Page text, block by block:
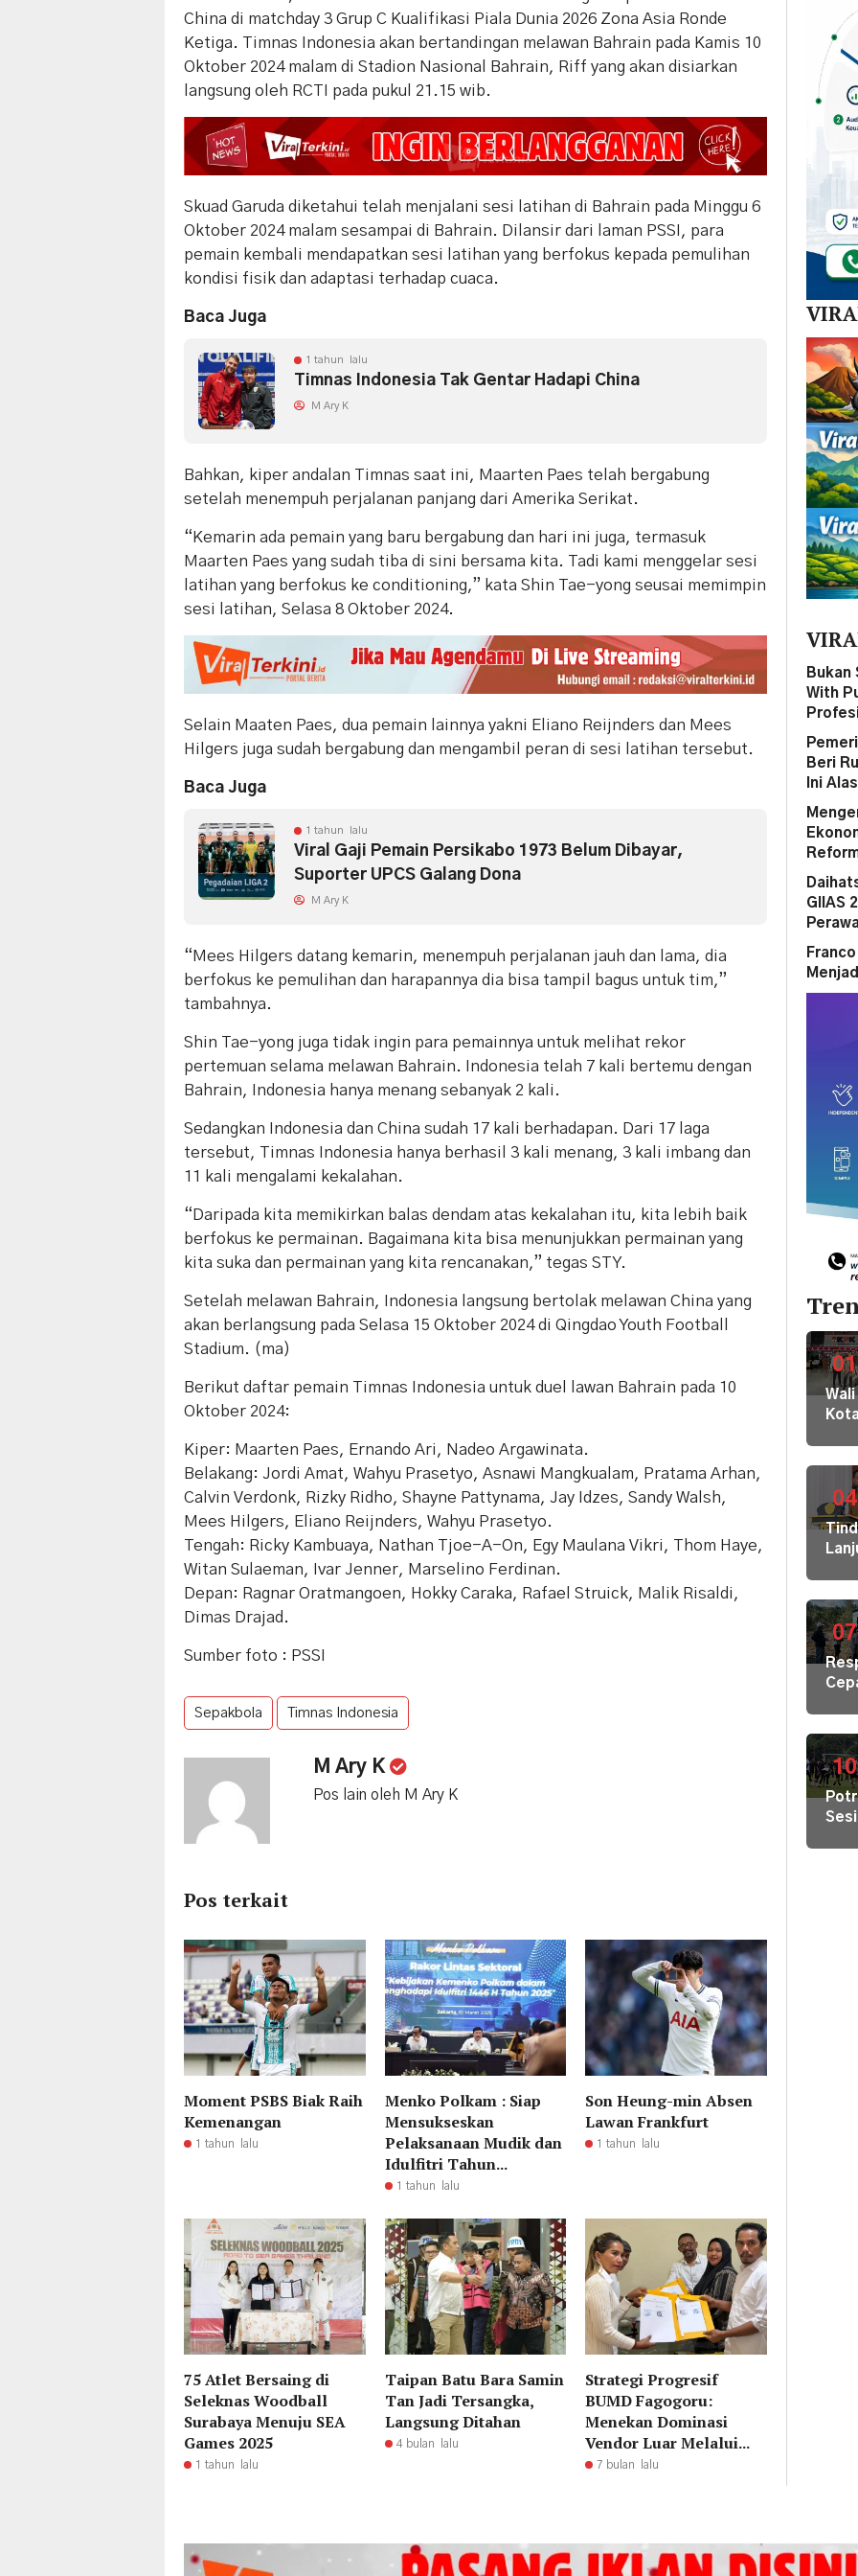
China di matchday 3 Grup C Kualifikasi Piala Dunia 2026 Zona Asia Ronde
Ketiga. Timnas Indonesia akan bertandingan melawan Bahrain pada Kamis 10
Oktober 2024 malam di Stadion Nasional Bahrain, Riff yang akan disiarkan
langsung oleh RCTI pada pukul 21.15 wib.
Skuad Garuda diketahui telah menjalani sesi latihan di Bahrain pada Minggu 6
Oktober 2024 malam sesampai di Bahrain. Dilansir dari laman PSSI, para
pemain kembali mendapatkan sesi latihan yang berfokus kepada pemulihan
kondisi fisik dan adaptasi terhadap cuaca.
Baca Juga
1 tahun lalu
Timnas Indonesia Tak Gentar Hadapi China
M Ary K
Bahkan, kiper andalan Timnas saat ini, Maarten Paes telah bergabung
setelah menempuh perjalanan panjang dari Amerika Serikat.
“Kemarin ada pemain yang baru bergabung dan hari ini juga, termasuk
Maarten Paes yang sudah tiba di sini bersama kita. Tadi kami menggelar sesi
latihan yang berfokus ke conditioning,” kata Shin Tae-yong seusai memimpin
sesi latihan, Selasa 8 Oktober 2024.
Selain Maaten Paes, dua pemain lainnya yakni Eliano Reijnders dan Mees
Hilgers juga sudah bergabung dan mengambil peran di sesi latihan tersebut.
Baca Juga
1 tahun lalu
Viral Gaji Pemain Persikabo 1973 Belum Dibayar,
Suporter UPCS Galang Dona
M Ary K
“Mees Hilgers datang kemarin, menempuh perjalanan jauh dan lama, dia
berfokus ke pemulihan dan harapannya dia bisa tampil bagus untuk tim,”
tambahnya.
Shin Tae-yong juga tidak ingin para pemainnya untuk melihat rekor
pertemuan selama melawan Bahrain. Indonesia telah 7 kali bertemu dengan
Bahrain, Indonesia hanya menang sebanyak 2 kali.
Sedangkan Indonesia dan China sudah 17 kali berhadapan. Dari 17 laga
tersebut, Timnas Indonesia hanya berhasil 3 kali menang, 3 kali imbang dan
11 kali mengalami kekalahan.
“Daripada kita memikirkan balas dendam atas kekalahan itu, kita lebih baik
berfokus ke permainan. Bagaimana kita bisa menunjukkan permainan yang
kita suka dan permainan yang kita rencanakan,” tegas STY.
Setelah melawan Bahrain, Indonesia langsung bertolak melawan China yang
akan berlangsung pada Selasa 15 Oktober 2024 di Qingdao Youth Football
Stadium. (ma)
Berikut daftar pemain Timnas Indonesia untuk duel lawan Bahrain pada 10
Oktober 2024:
Kiper: Maarten Paes, Ernando Ari, Nadeo Argawinata.
Belakang: Jordi Amat, Wahyu Prasetyo, Asnawi Mangkualam, Pratama Arhan,
Calvin Verdonk, Rizky Ridho, Shayne Pattynama, Jay Idzes, Sandy Walsh,
Mees Hilgers, Eliano Reijnders, Wahyu Prasetyo.
Tengah: Ricky Kambuaya, Nathan Tjoe-A-On, Egy Maulana Vikri, Thom Haye,
Witan Sulaeman, Ivar Jenner, Marselino Ferdinan.
Depan: Ragnar Oratmangoen, Hokky Caraka, Rafael Struick, Malik Risaldi,
Dimas Drajad.
Sumber foto : PSSI
Sepakbola Timnas Indonesia
M Ary K
Pos lain oleh M Ary K
Pos terkait
Moment PSBS Biak Raih
Kemenangan
1 tahun lalu
Menko Polkam : Siap
Mensukseskan
Pelaksanaan Mudik dan
Idulfitri Tahun...
1 tahun lalu
Son Heung-min Absen
Lawan Frankfurt
1 tahun lalu
75 Atlet Bersaing di
Seleknas Woodball
Surabaya Menuju SEA
Games 2025
1 tahun lalu
Taipan Batu Bara Samin
Tan Jadi Tersangka,
Langsung Ditahan
4 bulan lalu
Strategi Progresif
BUMD Fagogoru:
Menekan Dominasi
Vendor Luar Melalui...
7 bulan lalu
Bukan
With
Beri
Ini
GIIAS
01
Wali
Kota
ke
RI
04
07
di10
Sesi